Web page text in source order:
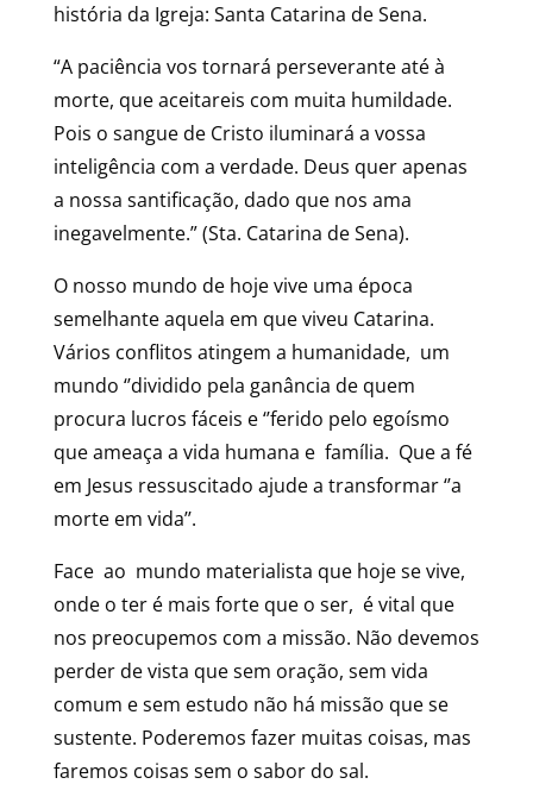
história da Igreja: Santa Catarina de Sena.
“A paciência vos tornará perseverante até à
morte, que aceitareis com muita humildade.
Pois o sangue de Cristo iluminará a vossa
inteligência com a verdade. Deus quer apenas
a nossa santificação, dado que nos ama
inegavelmente.” (Sta. Catarina de Sena).
O nosso mundo de hoje vive uma época
semelhante aquela em que viveu Catarina.
Vários conflitos atingem a humanidade, um
mundo ‘’dividido pela ganância de quem
procura lucros fáceis e ‘’ferido pelo egoísmo
que ameaça a vida humana e família. Que a fé
em Jesus ressuscitado ajude a transformar ‘’a
morte em vida’’.
Face ao mundo materialista que hoje se vive,
onde o ter é mais forte que o ser, é vital que
nos preocupemos com a missão. Não devemos
perder de vista que sem oração, sem vida
comum e sem estudo não há missão que se
sustente. Poderemos fazer muitas coisas, mas
faremos coisas sem o sabor do sal.